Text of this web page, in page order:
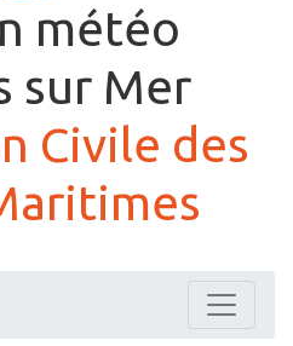
météo
sur Mer
Civile des